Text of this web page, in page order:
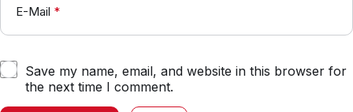
E-Mail *
Save my name, email, and website in this browser for
the next time I comment.